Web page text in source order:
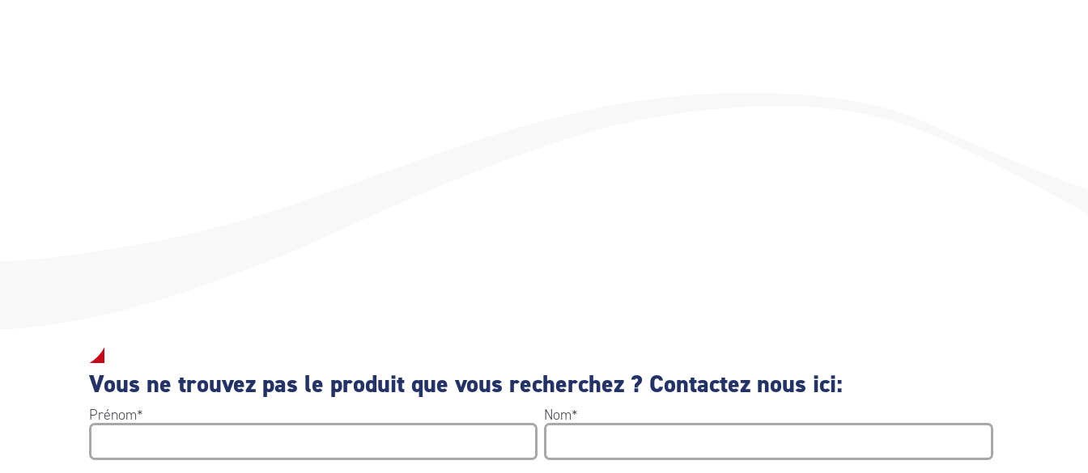
Vous ne trouvez pas le produit que vous recherchez ? Contactez nous ici:
Prénom* Nom*